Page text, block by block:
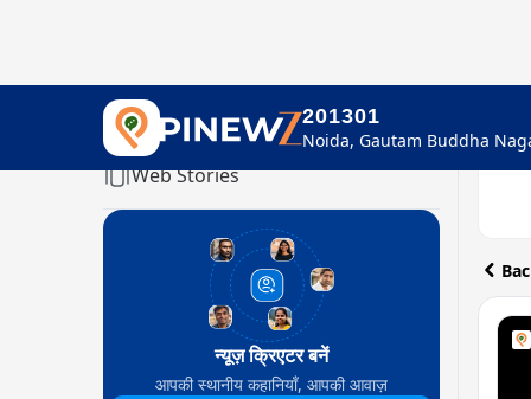
201301
Home
Web Stories
न्यूज़ क्रिएटर बनें
आपकी स्थानीय कहानियाँ, आपकी आवाज़